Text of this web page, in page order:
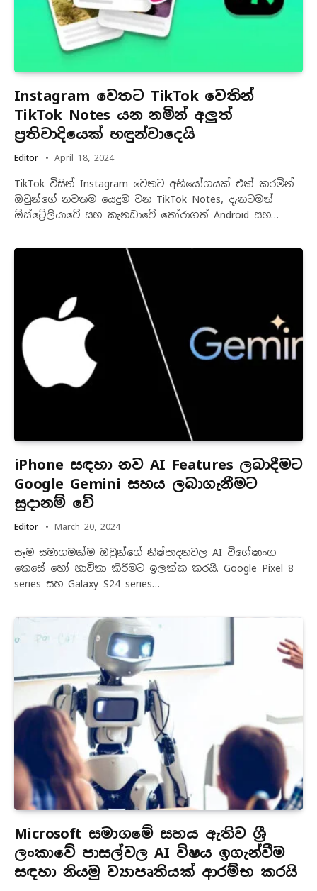
Instagram වෙතට TikTok වෙතින්
TikTok Notes යන නමින් අලුත්
ප්‍රතිවාදියෙක් හඳුන්වාදෙයි
Editor April 18, 2024
TikTok විසින් Instagram වෙතට අභියෝගයක් එක් කරමින්
ඔවුන්ගේ නවතම යෙදුම වන TikTok Notes, දැනටමත්
ඕස්ට්‍රේලියාවේ සහ කැනඩාවේ තෝරාගත් Android සහ…
iPhone සඳහා නව AI Features ලබාදීමට
Google Gemini සහය ලබාගැනීමට
සුදානම් වේ
Editor March 20, 2024
සෑම සමාගමක්ම ඔවුන්ගේ නිෂ්පාදනවල AI විශේෂාංග
කෙසේ හෝ භාවිතා කිරීමට ඉලක්ක කරයි. Google Pixel 8
series සහ Galaxy S24 series…
Microsoft සමාගමේ සහය ඇතිව ශ්‍රී
ලංකාවේ පාසල්වල AI විෂය ඉගැන්වීම
සඳහා නියමු ව්‍යාපෘතියක් ආරම්භ කරයි